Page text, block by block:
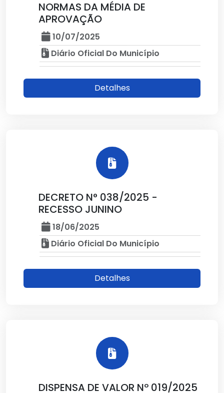
NORMAS DA MÉDIA DE
APROVAÇÃO
10/07/2025
Diário Oficial Do Município
Detalhes
DECRETO N° 038/2025 -
RECESSO JUNINO
18/06/2025
Diário Oficial Do Município
Detalhes
DISPENSA DE VALOR Nº 019/2025